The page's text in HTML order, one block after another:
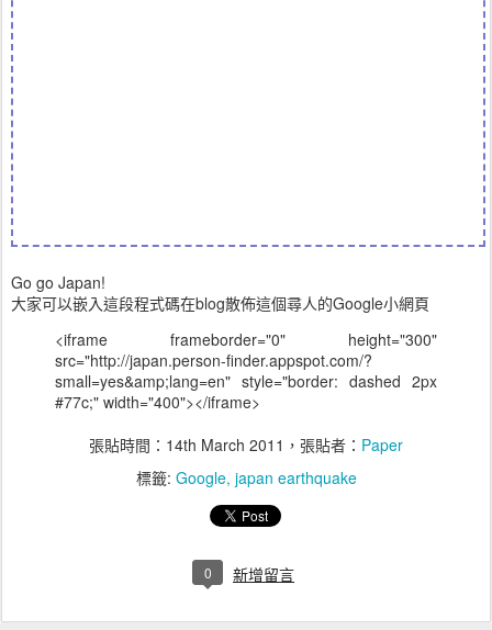
Go go Japan!
大家可以嵌入這段程式碼在blog散佈這個尋人的Google小網頁
<iframe frameborder="0" height="300"
src="http://japan.person-finder.appspot.com/?
small=yes&amp;lang=en" style="border: dashed 2px
#77c;" width="400"></iframe>
張貼時間： 14th March 2011 ，張貼者： Paper
標籤: Google japan earthquake
0 新增留言